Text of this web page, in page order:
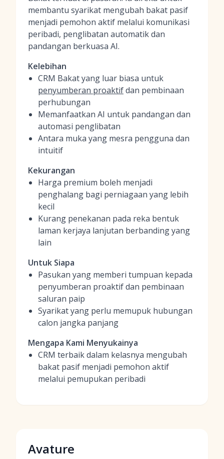
membantu syarikat mengubah bakat pasif
menjadi pemohon aktif melalui komunikasi
peribadi, penglibatan automatik dan
pandangan berkuasa AI.
Kelebihan
CRM Bakat yang luar biasa untuk
penyumberan proaktifdan pembinaan
perhubungan
Memanfaatkan AI untuk pandangan dan
automasi penglibatan
Antara muka yang mesra pengguna dan
intuitif
Kekurangan
Harga premium boleh menjadi
penghalang bagi perniagaan yang lebih
kecil
Kurang penekanan pada reka bentuk
laman kerjaya lanjutan berbanding yang
lain
Untuk Siapa
Pasukan yang memberi tumpuan kepada
penyumberan proaktif dan pembinaan
saluran paip
Syarikat yang perlu memupuk hubungan
calon jangka panjang
Mengapa Kami Menyukainya
CRM terbaik dalam kelasnya mengubah
bakat pasif menjadi pemohon aktif
melalui pemupukan peribadi
Avature